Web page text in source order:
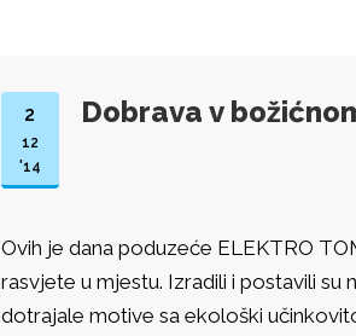
2
12
'14
Dobrava v
Ovih je dana poduzeće ELEKTRO
rasvjete u mjestu. Izradili i postavili
dotrajale motive sa ekološki